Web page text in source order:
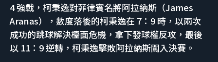
4 強戰，柯秉逸對菲律賓名將阿拉納斯（James
Aranas），數度落後的柯秉逸在 7：9 時，以兩次
成功的跳球解決檯面危機，拿下發球權反攻，最後
以 11：9 逆轉，柯秉逸擊敗阿拉納斯闖入決賽。